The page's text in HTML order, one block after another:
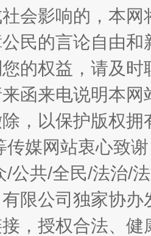
责幌子
会影响的，本
民的言论自由
的权益，请及
函来电说明本
，以保护版权
传媒网站衷心致
/公共/全民/法治/
限公司独家协
，授权合法、